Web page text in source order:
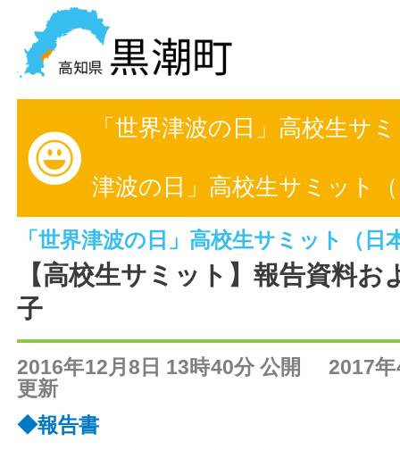
まちの情報
事業者の方へ
FAQ
アクセス
黒潮町の情報を探す
「世界津波の日」高校生サ
津波の日」高校生サミット
「世界津波の日」高校生サミット（日
【高校生サミット】報告資料お
子
2016年12月8日 13時40分 公開 2017年
更新
◆報告書